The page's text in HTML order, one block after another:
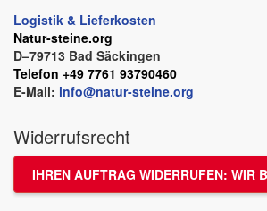
Logistik & Lieferkosten
Natur-steine.org
D–79713 Bad Säckingen
Telefon +49 7761 93790460
E-Mail: info@natur-steine.org
Widerrufsrecht
IHREN AUFTRAG WIDERRUFEN: WIR